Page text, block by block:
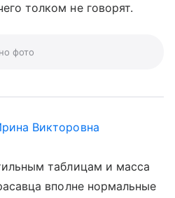
толком не говорят.
фото
Викторовна
таблицам и масса
вполне нормальные